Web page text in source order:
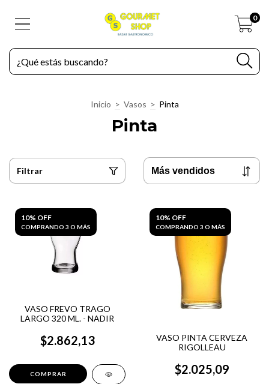
0
Inicio > Vasos > Pinta
Pinta
Filtrar
10% OFF
COMPRANDO 3 O MÁS
VASO FREVO TRAGO
LARGO 320 ML. - NADIR
$2.862,13
10% OFF
COMPRANDO 3 O MÁS
VASO PINTA CERVEZA
RIGOLLEAU
$2.025,09